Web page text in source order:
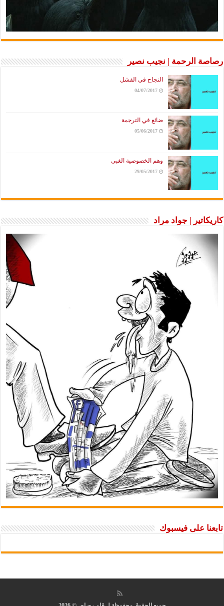
رصاصة الرحمة | نجيب نصير
النجاح في الفشل
04/07/2017
ضائع في الترجمة
05/06/2017
وهم الخصوصية الغبي
29/05/2017
كاريكاتير | جواد مراد
تابعنا على فيسبوك